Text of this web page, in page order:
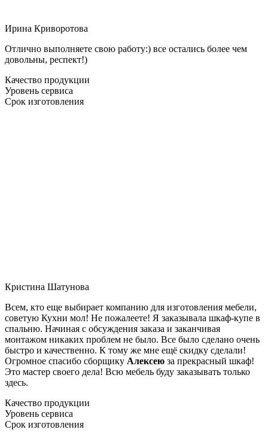
Ирина Криворотова
Отлично выполняете свою работу:) все остались более чем
довольны, респект!)
Качество продукции
Уровень сервиса
Срок изготовления
Кристина Шатунова
Всем, кто еще выбирает компанию для изготовления мебели,
советую Кухни мол! Не пожалеете! Я заказывала шкаф-купе в
спальню. Начиная с обсуждения заказа и заканчивая
монтажом никаких проблем не было. Все было сделано очень
быстро и качественно. К тому же мне ещё скидку сделали!
Огромное спасибо сборщику Алексею за прекрасный шкаф!
Это мастер своего дела! Всю мебель буду заказывать только
здесь.
Качество продукции
Уровень сервиса
Срок изготовления